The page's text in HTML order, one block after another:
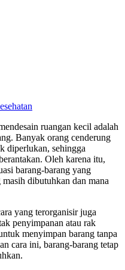
ruangan kecil adalah
Banyak orang cenderung
diperlukan, sehingga
Oleh karena itu,
barang-barang yang
dibutuhkan dan mana
yang terorganisir juga
penyimpanan atau rak
menyimpan barang tanpa
cara ini, barang-barang tetap